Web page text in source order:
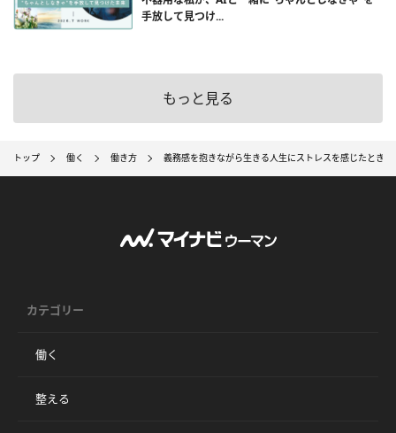
手放して見つけ...
もっと見る
トップ 働く 働き方 義務感を抱きながら生きる人生にストレスを感じたときの
カテゴリー
働く
整える